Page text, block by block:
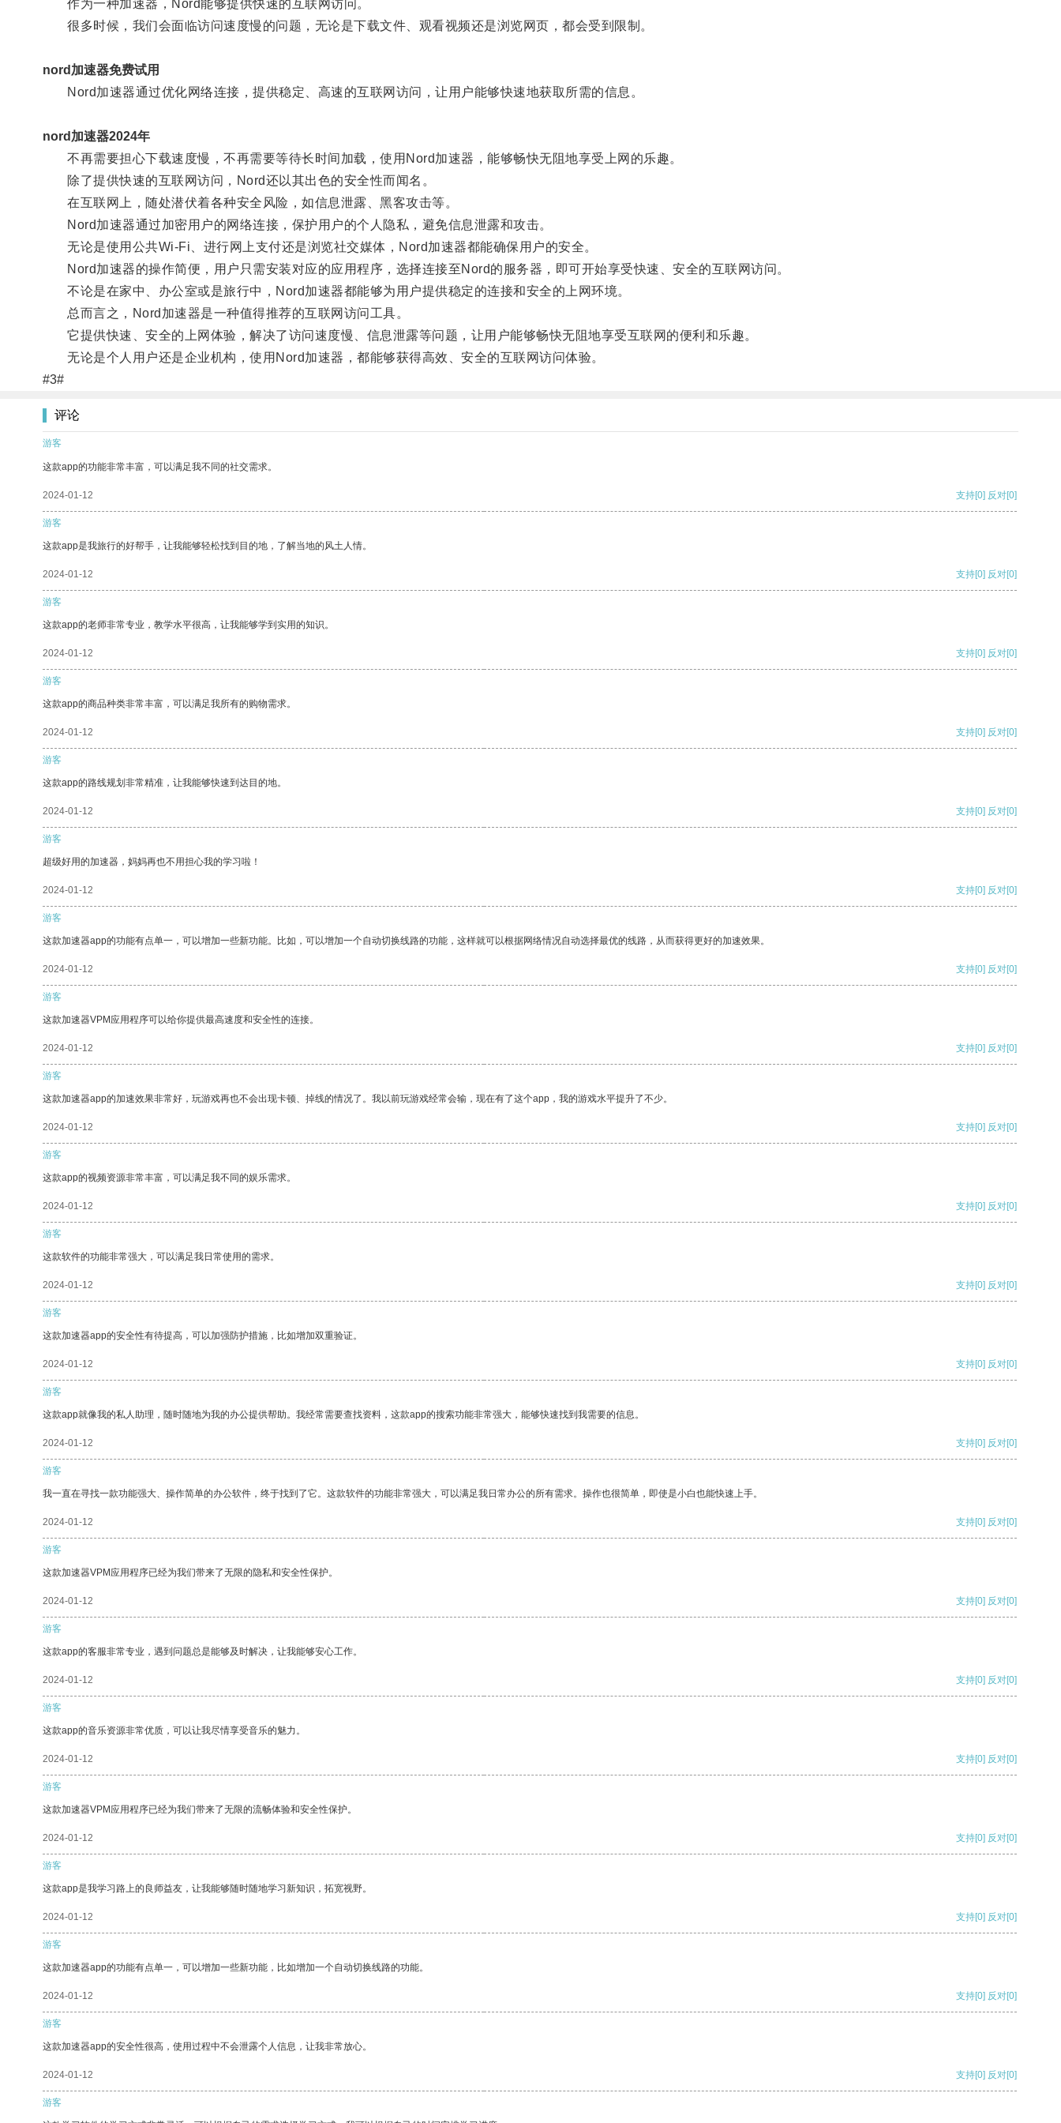
作为一种加速器，Nord能够提供快速的互联网访问。
很多时候，我们会面临访问速度慢的问题，无论是下载文件、观看视频还是浏览网页，都会受到限制。
nord加速器免费试用
Nord加速器通过优化网络连接，提供稳定、高速的互联网访问，让用户能够快速地获取所需的信息。
nord加速器2024年
不再需要担心下载速度慢，不再需要等待长时间加载，使用Nord加速器，能够畅快无阻地享受上网的乐趣。
除了提供快速的互联网访问，Nord还以其出色的安全性而闻名。
在互联网上，随处潜伏着各种安全风险，如信息泄露、黑客攻击等。
Nord加速器通过加密用户的网络连接，保护用户的个人隐私，避免信息泄露和攻击。
无论是使用公共Wi-Fi、进行网上支付还是浏览社交媒体，Nord加速器都能确保用户的安全。
Nord加速器的操作简便，用户只需安装对应的应用程序，选择连接至Nord的服务器，即可开始享受快速、安全的互联网访问。
不论是在家中、办公室或是旅行中，Nord加速器都能够为用户提供稳定的连接和安全的上网环境。
总而言之，Nord加速器是一种值得推荐的互联网访问工具。
它提供快速、安全的上网体验，解决了访问速度慢、信息泄露等问题，让用户能够畅快无阻地享受互联网的便利和乐趣。
无论是个人用户还是企业机构，使用Nord加速器，都能够获得高效、安全的互联网访问体验。
#3#
评论
游客
这款app的功能非常丰富，可以满足我不同的社交需求。
2024-01-12 支持[0] 反对[0]
游客
这款app是我旅行的好帮手，让我能够轻松找到目的地，了解当地的风土人情。
2024-01-12 支持[0] 反对[0]
游客
这款app的老师非常专业，教学水平很高，让我能够学到实用的知识。
2024-01-12 支持[0] 反对[0]
游客
这款app的商品种类非常丰富，可以满足我所有的购物需求。
2024-01-12 支持[0] 反对[0]
游客
这款app的路线规划非常精准，让我能够快速到达目的地。
2024-01-12 支持[0] 反对[0]
游客
超级好用的加速器，妈妈再也不用担心我的学习啦！
2024-01-12 支持[0] 反对[0]
游客
这款加速器app的功能有点单一，可以增加一些新功能。比如，可以增加一个自动切换线路的功能，这样就可以根据网络情况自动选择最优的线路，从而获得更好的加速效果。
2024-01-12 支持[0] 反对[0]
游客
这款加速器VPM应用程序可以给你提供最高速度和安全性的连接。
2024-01-12 支持[0] 反对[0]
游客
这款加速器app的加速效果非常好，玩游戏再也不会出现卡顿、掉线的情况了。我以前玩游戏经常会输，现在有了这个app，我的游戏水平提升了不少。
2024-01-12 支持[0] 反对[0]
游客
这款app的视频资源非常丰富，可以满足我不同的娱乐需求。
2024-01-12 支持[0] 反对[0]
游客
这款软件的功能非常强大，可以满足我日常使用的需求。
2024-01-12 支持[0] 反对[0]
游客
这款加速器app的安全性有待提高，可以加强防护措施，比如增加双重验证。
2024-01-12 支持[0] 反对[0]
游客
这款app就像我的私人助理，随时随地为我的办公提供帮助。我经常需要查找资料，这款app的搜索功能非常强大，能够快速找到我需要的信息。
2024-01-12 支持[0] 反对[0]
游客
我一直在寻找一款功能强大、操作简单的办公软件，终于找到了它。这款软件的功能非常强大，可以满足我日常办公的所有需求。操作也很简单，即使是小白也能快速上手。
2024-01-12 支持[0] 反对[0]
游客
这款加速器VPM应用程序已经为我们带来了无限的隐私和安全性保护。
2024-01-12 支持[0] 反对[0]
游客
这款app的客服非常专业，遇到问题总是能够及时解决，让我能够安心工作。
2024-01-12 支持[0] 反对[0]
游客
这款app的音乐资源非常优质，可以让我尽情享受音乐的魅力。
2024-01-12 支持[0] 反对[0]
游客
这款加速器VPM应用程序已经为我们带来了无限的流畅体验和安全性保护。
2024-01-12 支持[0] 反对[0]
游客
这款app是我学习路上的良师益友，让我能够随时随地学习新知识，拓宽视野。
2024-01-12 支持[0] 反对[0]
游客
这款加速器app的功能有点单一，可以增加一些新功能，比如增加一个自动切换线路的功能。
2024-01-12 支持[0] 反对[0]
游客
这款加速器app的安全性很高，使用过程中不会泄露个人信息，让我非常放心。
2024-01-12 支持[0] 反对[0]
游客